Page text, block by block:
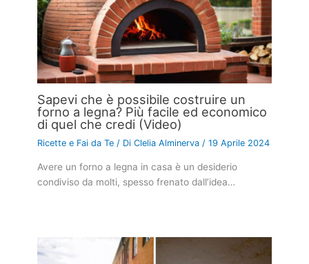
Sapevi che è possibile costruire un
forno a legna? Più facile ed economico
di quel che credi (Video)
Ricette e Fai da Te / DiClelia Alminerva /19 Aprile 2024
Avere un forno a legna in casa è un desiderio
condiviso da molti, spesso frenato dall’idea…